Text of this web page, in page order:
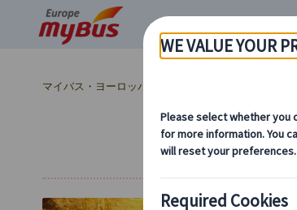
マイバス・ヨーロッパ